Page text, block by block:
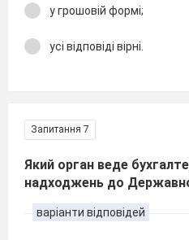
у грошовій формі;
усі відповіді вірні.
Запитання 7
Який орган веде
надходжень до
варіанти відповідей